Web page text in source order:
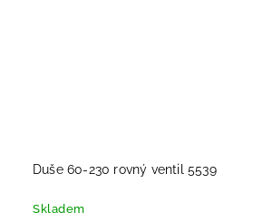
Duše 60-230 rovný ventil 5539
Skladem